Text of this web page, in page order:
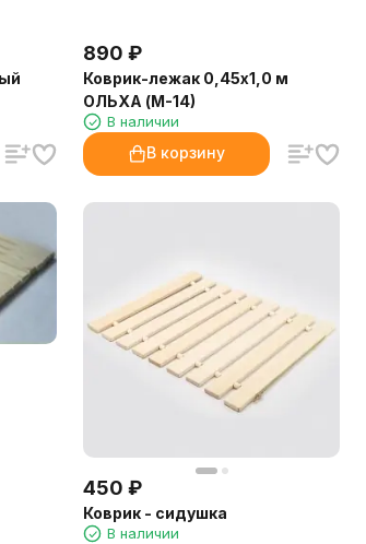
890 ₽
Коврик-лежак 0,45х1,0 м
ОЛЬХА (М-14)
В наличии
В корзину
450 ₽
Коврик - сидушка
В наличии